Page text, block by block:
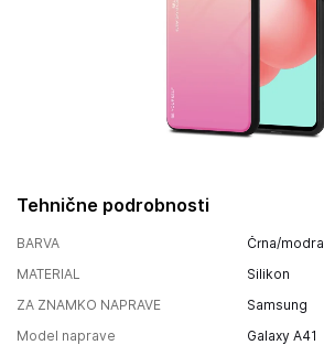
Tehnične podrobnosti
BARVA
Črna/modra
MATERIAL
Silikon
ZA ZNAMKO NAPRAVE
Samsung
Model naprave
Galaxy A41